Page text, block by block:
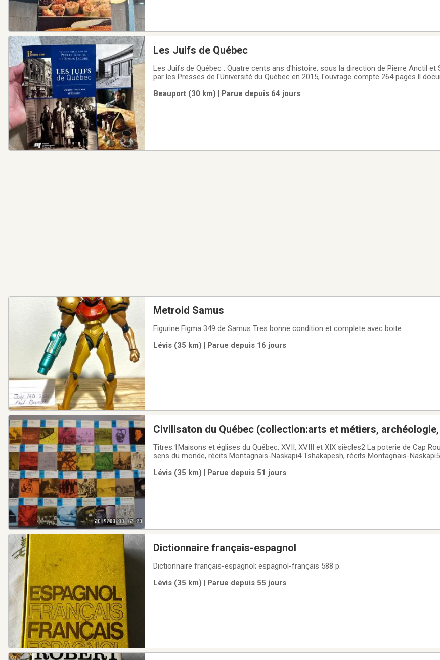
Les Juifs de Québec
Les Juifs de Québec : Quatre cents ans d'histoire, sous la direction de Pierre Anctil et
par les Presses de l'Université du Québec en 2015, l'ouvrage compte 264 pages.Il
Beauport (30 km) | Parue depuis 64 jours
Metroid Samus
Figurine Figma 349 de Samus Tres bonne condition et complete avec boite
Lévis (35 km) | Parue depuis 16 jours
Civilisaton du Québec (collection:arts et métiers,
Titres:1Maisons et églises du Québec, XVII, XVIII et XIX siècles2 La poterie de Cap
sens du monde, récits Montagnais-Naskapi4 Tshakapesh, récits Montagnais-
la Place royale8 Jean-Baptiste
Lévis (35 km) | Parue depuis 51 jours
Dictionnaire français-espagnol
Dictionnaire français-espagnol; espagnol-français 588 p.
Lévis (35 km) | Parue depuis 55 jours